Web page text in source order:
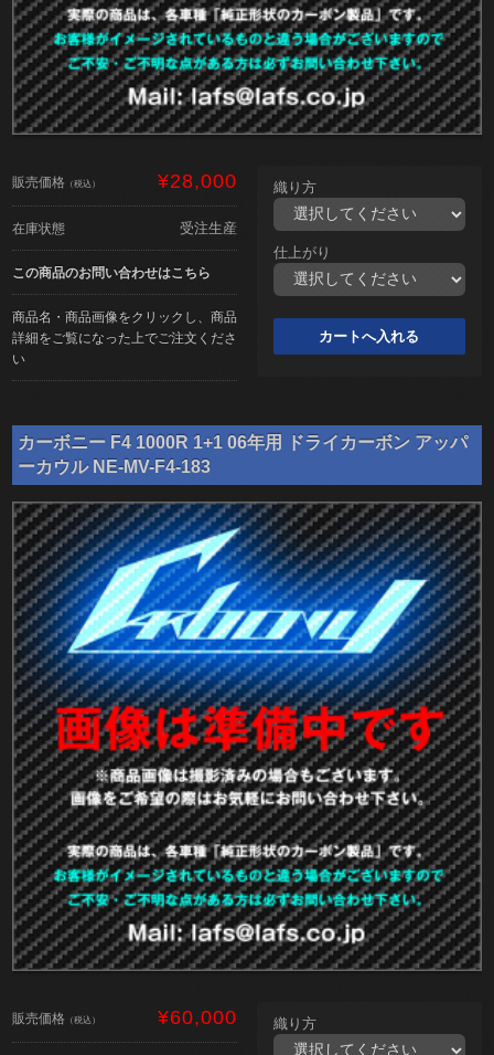
販売価格 （税込） ¥28,000
在庫状態 受注生産
この商品のお問い合わせはこちら
商品名・商品画像をクリックし、商品
詳細をご覧になった上でご注文くださ
い
織り方
仕上がり
カーボニー F4 1000R 1+1 06年用 ドライカーボン アッパ
ーカウル NE-MV-F4-183
販売価格 （税込） ¥60,000 織り方